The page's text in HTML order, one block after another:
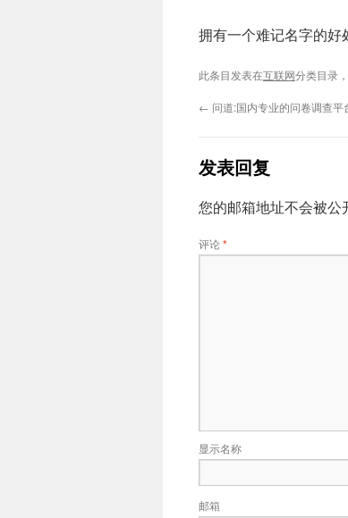
拥有一个难记名字的好
此条目发表在互联网分类目录
← 问道:国内专业的问卷调查平
发表回复
您的邮箱地址不会被公
评论*
显示名称
邮箱